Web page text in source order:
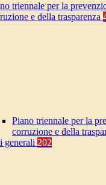
triennale per la
e della trasparenza
Piano triennale per la
corruzione e della
generali 202